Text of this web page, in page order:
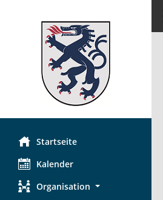
Startseite
Kalender
Organisation